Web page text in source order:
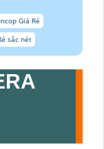
Giá Rẻ
sắc nét